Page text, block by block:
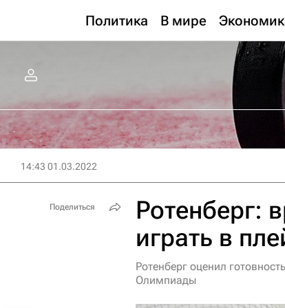
Политика В мире
14:43 01.03.2022
Ротенберг:
играть в
Ротенберг оценил
Олимпиады
Поделиться